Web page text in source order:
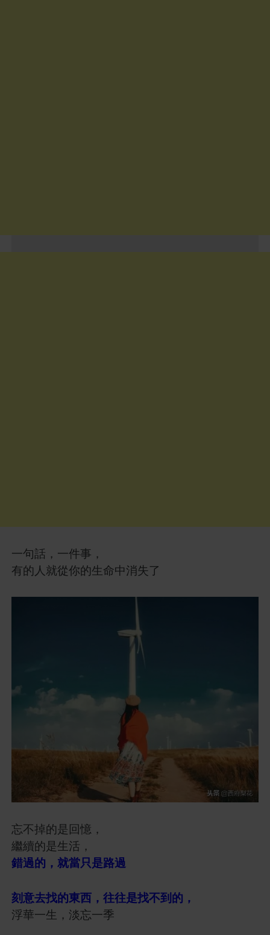
一句話，一件事，
有的人就從你的生命中消失了
忘不掉的是回憶，
繼續的是生活，
錯過的，就當只是路過
刻意去找的東西，往往是找不到的，
浮華一生，淡忘一季